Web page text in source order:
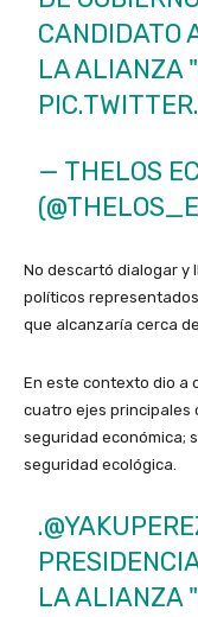
CANDIDATO
LA ALIANZA
— THELOS
No descartó dialogar y
políticos
que alcanzaría cerca
En este contexto dio a
cuatro ejes principales
seguridad económica;
seguridad ecológica.
.
LA ALIANZA